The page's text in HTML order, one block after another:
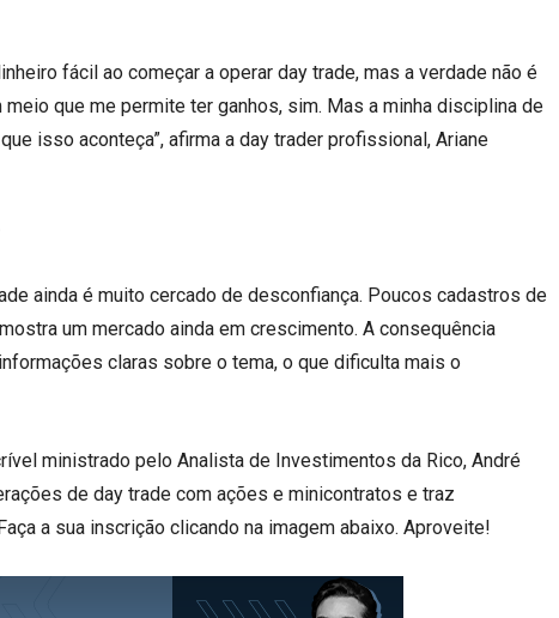
fácil ao começar a operar day trade, mas a verdade não é
que me permite ter ganhos, sim. Mas a minha disciplina de
isso aconteça”, afirma a day trader profissional, Ariane
ainda é muito cercado de desconfiança. Poucos cadastros de
um mercado ainda em crescimento. A consequência
claras sobre o tema, o que dificulta mais o
ministrado pelo Analista de Investimentos da Rico, André
de day trade com ações e minicontratos e traz
a sua inscrição clicando na imagem abaixo. Aproveite!